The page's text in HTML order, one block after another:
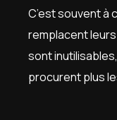
C’est souvent à
remplacent leurs
sont
procurent plus